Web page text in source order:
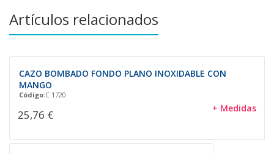
Artículos relacionados
CAZO BOMBADO FONDO PLANO INOXIDABLE CON
MANGO
Código:C 1720
25,76 € + Medidas